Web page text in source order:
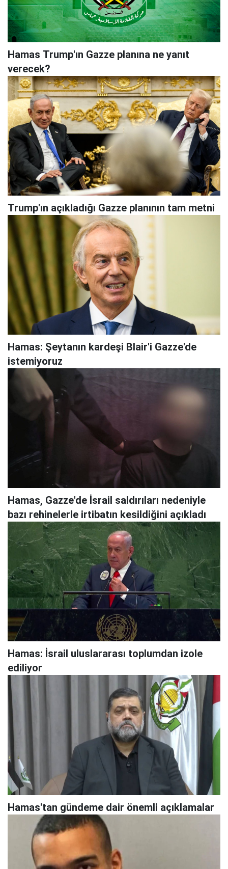
Hamas Trump'ın Gazze planına ne yanıt
verecek?
Trump'ın açıkladığı Gazze planının tam metni
Hamas: Şeytanın kardeşi Blair'i Gazze'de
istemiyoruz
Hamas, Gazze'de İsrail saldırıları nedeniyle
bazı rehinelerle irtibatın kesildiğini açıkladı
Hamas: İsrail uluslararası toplumdan izole
ediliyor
Hamas'tan gündeme dair önemli açıklamalar